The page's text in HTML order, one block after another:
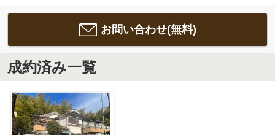
お問い合わせ(無料)
成約済み一覧